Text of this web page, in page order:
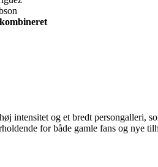
intensitet og et bredt persongalleri,
for både gamle fans og nye